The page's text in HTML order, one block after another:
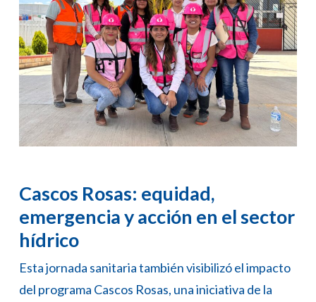
Cascos Rosas: equidad,
emergencia y acción en el sector
hídrico
Esta jornada sanitaria también visibilizó el impacto
del programa Cascos Rosas, una iniciativa de la